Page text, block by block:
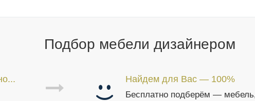
Подбор мебели дизайнером
Найдем для Вас — 100%
Бесплатно подберём —